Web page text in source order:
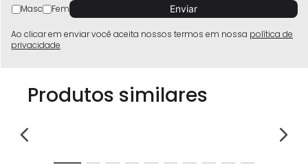
Masc Fem
Ao clicar em enviar você aceita nossos termos em nossa política de
privacidade
Produtos similares